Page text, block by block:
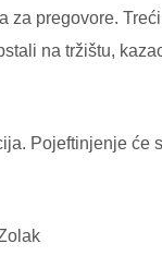
pregovore.
na tržištu,
Pojeftinjenje će